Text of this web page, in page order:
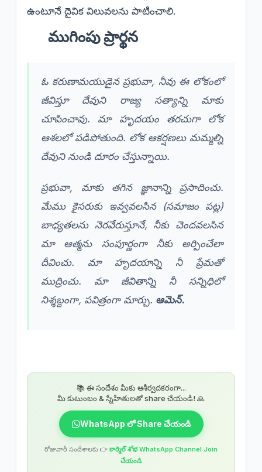
ఉంటూనే దైవిక విలువలను పాటించాలి.
​ముగింపు ప్రార్థన
​ఓ కరుణామయుడైన ప్రభువా, నీవు ఈ లోకంలో
జీవిస్తూ దేవుని రాజ్య సత్యాన్ని మాకు
చూపించావు. మా హృదయం తరచుగా లోక
ఆశలలో పడిపోతుంది. లోక ఆకర్షణలు మమ్మల్ని
దేవుని నుండి దూరం చేస్తున్నాయి.
​ప్రభువా, మాకు తగిన జ్ఞానాన్ని ప్రసాదించు.
మేము కైసరుకు ఇవ్వవలసిన (సమాజం పట్ల)
బాధ్యతలను నెరవేరుస్తూనే, నీకు చెందవలసిన
మా ఆత్మను సంపూర్ణంగా నీకు అర్పించేలా
దీవించు. మా హృదయాన్ని నీ ప్రేమతో
ముద్రించు. మా జీవితాన్ని నీ సన్నిధిలో
నిశ్శబ్దంగా, పవిత్రంగా మార్చు. ఆమెన్.
📚 ఈ సందేశం మీకు ఆశీర్వదకరంగా...
మీ కుటుంబం & స్నేహితులతో share చేయండి! 🙏
WhatsApp లో Share చేయండి
రోజువారీ సందేశాలకు 👉 కార్మెల్ శోభ WhatsApp Channel Join
చేయండి